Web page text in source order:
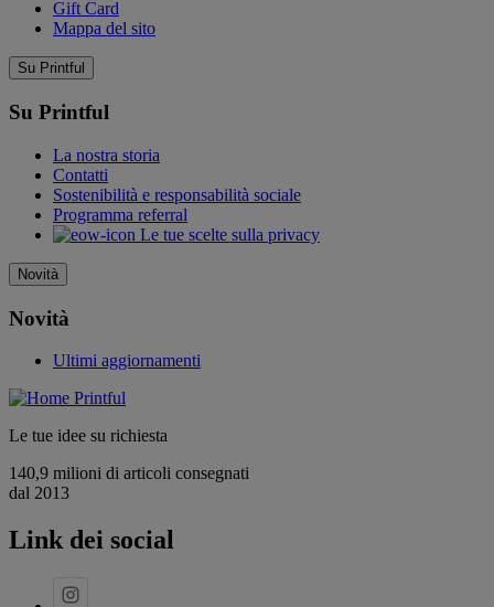
Gift Card
Mappa del sito
Su Printful
Su Printful
La nostra storia
Contatti
Sostenibilità e responsabilità sociale
Programma referral
Le tue scelte sulla privacy
Novità
Novità
Ultimi aggiornamenti
Le tue idee su richiesta
140,9 milioni di articoli consegnati
dal 2013
Link dei social